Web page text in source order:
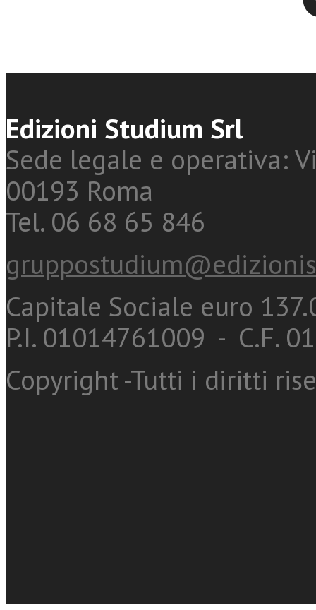
Edizioni Studium Srl
Sede legale e operativa:
00193 Roma
Tel. 06 68 65 846
Capitale Sociale euro
P.I. 01014761009 - C.F.
Copyright -Tutti i diritti